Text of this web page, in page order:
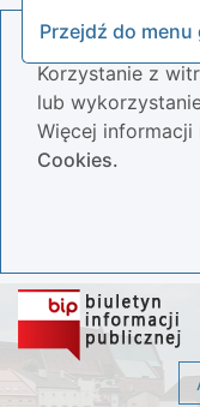
Przejdź do menu
Nasza strona
Korzystanie z
lub
Więcej
Cookies.